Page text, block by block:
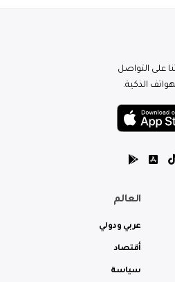
على التواصل
الذكية.
العالم
عربي ودولي
أقتصاد
سياسة